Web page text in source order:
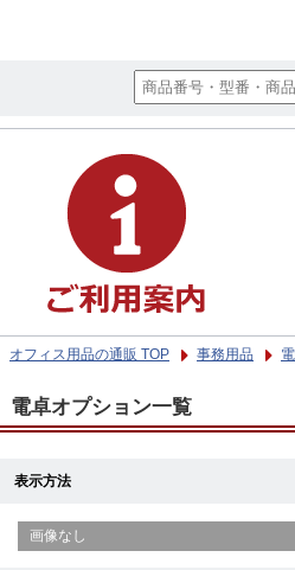
オフィス用品の通販 TOP 事務用品
電卓オプション一覧
表示方法
画像なし